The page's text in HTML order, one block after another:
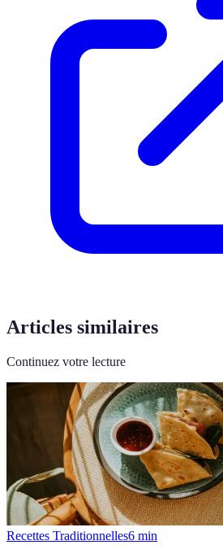
Articles similaires
Continuez votre lecture
Recettes Traditionnelles6 min